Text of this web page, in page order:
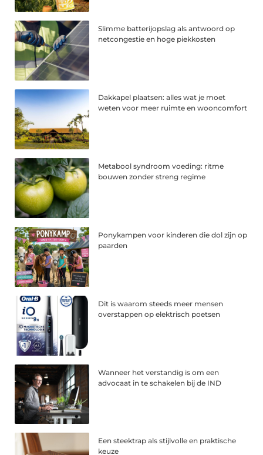
Slimme batterijopslag als antwoord op
netcongestie en hoge piekkosten
Dakkapel plaatsen: alles wat je moet
weten voor meer ruimte en wooncomfort
Metabool syndroom voeding: ritme
bouwen zonder streng regime
Ponykampen voor kinderen die dol zijn op
paarden
Dit is waarom steeds meer mensen
overstappen op elektrisch poetsen
Wanneer het verstandig is om een
advocaat in te schakelen bij de IND
Een steektrap als stijlvolle en praktische
keuze